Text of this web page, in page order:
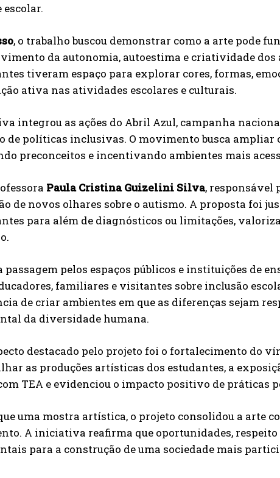
escolar.
, o trabalho buscou demonstrar como a arte pode
da autonomia, autoestima e criatividade dos
tiveram espaço para explorar cores, formas,
ativa nas atividades escolares e culturais.
integrou as ações do Abril Azul, campanha
de políticas inclusivas. O movimento busca ampliar
preconceitos e incentivando ambientes mais
Paula Cristina Guizelini Silva, responsável
de novos olhares sobre o autismo. A proposta foi
para além de diagnósticos ou limitações,
passagem pelos espaços públicos e instituições de
familiares e visitantes sobre inclusão
de criar ambientes em que as diferenças sejam
da diversidade humana.
destacado pelo projeto foi o fortalecimento do
as produções artísticas dos estudantes, a
TEA e evidenciou o impacto positivo de práticas
uma mostra artística, o projeto consolidou a arte
A iniciativa reafirma que oportunidades, respeito
para a construção de uma sociedade mais